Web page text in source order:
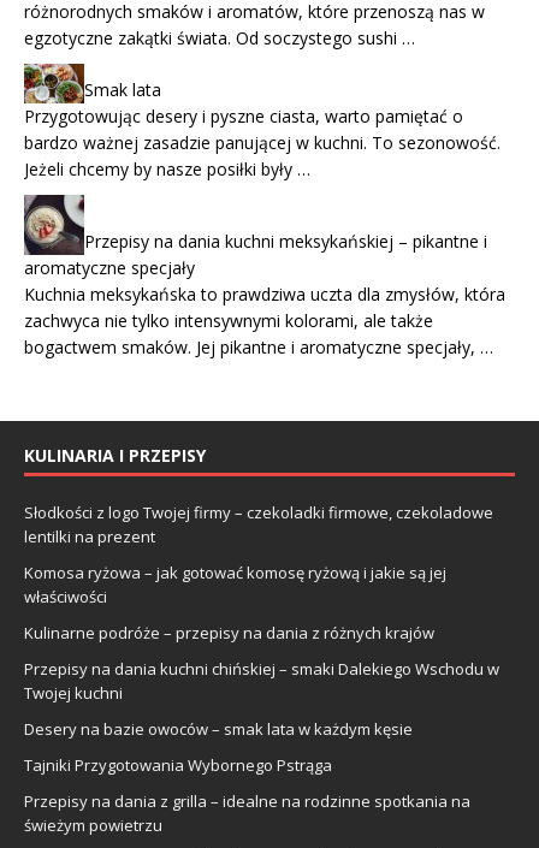
różnorodnych smaków i aromatów, które przenoszą nas w
egzotyczne zakątki świata. Od soczystego sushi …
Smak lata
Przygotowując desery i pyszne ciasta, warto pamiętać o
bardzo ważnej zasadzie panującej w kuchni. To sezonowość.
Jeżeli chcemy by nasze posiłki były …
Przepisy na dania kuchni meksykańskiej – pikantne i
aromatyczne specjały
Kuchnia meksykańska to prawdziwa uczta dla zmysłów, która
zachwyca nie tylko intensywnymi kolorami, ale także
bogactwem smaków. Jej pikantne i aromatyczne specjały, …
KULINARIA I PRZEPISY
Słodkości z logo Twojej firmy – czekoladki firmowe, czekoladowe
lentilki na prezent
Komosa ryżowa – jak gotować komosę ryżową i jakie są jej
właściwości
Kulinarne podróże – przepisy na dania z różnych krajów
Przepisy na dania kuchni chińskiej – smaki Dalekiego Wschodu w
Twojej kuchni
Desery na bazie owoców – smak lata w każdym kęsie
Tajniki Przygotowania Wybornego Pstrąga
Przepisy na dania z grilla – idealne na rodzinne spotkania na
świeżym powietrzu